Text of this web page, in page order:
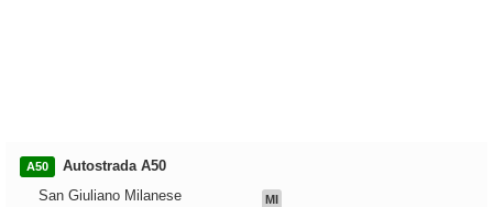
A50
Autostrada A50
San Giuliano Milanese
MI